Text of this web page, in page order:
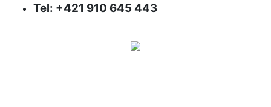
Tel: +421 910 645 443